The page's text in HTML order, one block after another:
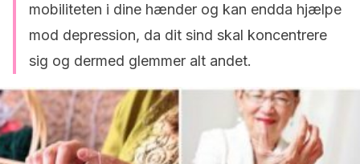
mobiliteten i dine hænder og kan endda hjælpe
mod depression, da dit sind skal koncentrere
sig og dermed glemmer alt andet.